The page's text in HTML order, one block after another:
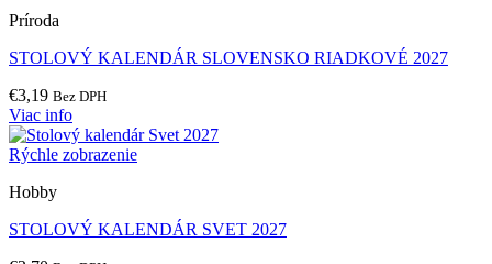
Príroda
STOLOVÝ KALENDÁR SLOVENSKO RIADKOVÉ 2027
€3,19 Bez DPH
Viac info
Rýchle zobrazenie
Hobby
STOLOVÝ KALENDÁR SVET 2027